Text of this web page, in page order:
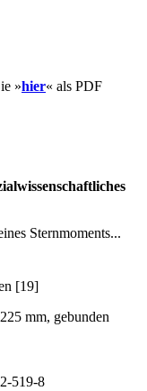
»hier« als PDF
Sternmoments...
[19]
mm, gebunden
519-8